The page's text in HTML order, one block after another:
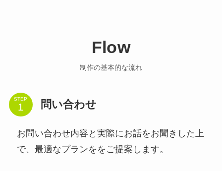
Flow
制作の基本的な流れ
STEP 問い合わせ
お問い合わせ内容と実際にお話をお聞きした上
で、最適なプランををご提案します。